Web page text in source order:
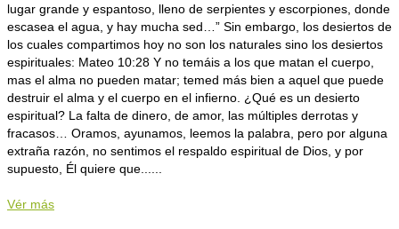
lugar grande y espantoso, lleno de serpientes y escorpiones, donde
escasea el agua, y hay mucha sed…” Sin embargo, los desiertos de
los cuales compartimos hoy no son los naturales sino los desiertos
espirituales: Mateo 10:28 Y no temáis a los que matan el cuerpo,
mas el alma no pueden matar; temed más bien a aquel que puede
destruir el alma y el cuerpo en el infierno. ¿Qué es un desierto
espiritual? La falta de dinero, de amor, las múltiples derrotas y
fracasos… Oramos, ayunamos, leemos la palabra, pero por alguna
extraña razón, no sentimos el respaldo espiritual de Dios, y por
supuesto, Él quiere que......
Vér más